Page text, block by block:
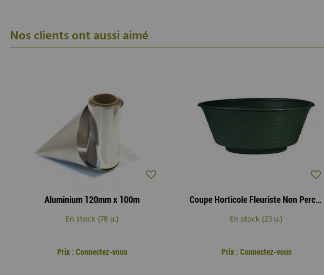
Nos clients ont aussi aimé
Aluminium 120mm x 100m
En stock (78 u.)
Prix : Connectez-vous
Coupe Horticole Fleuriste Non Percée D36 cm Vert Sapin
En stock (23 u.)
Prix : Connectez-vous